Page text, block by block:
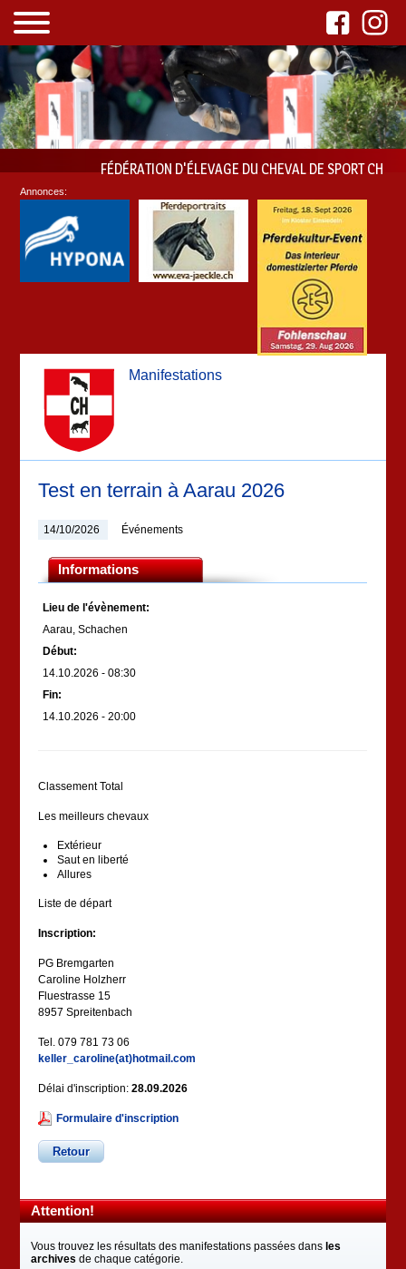
FÉDÉRATION D'ÉLEVAGE DU CHEVAL DE SPORT CH
Manifestations
Test en terrain à Aarau 2026
14/10/2026 Événements
Informations
Lieu de l'évènement:
Aarau, Schachen
Début:
14.10.2026 - 08:30
Fin:
14.10.2026 - 20:00
Classement Total
Les meilleurs chevaux
Extérieur
Saut en liberté
Allures
Liste de départ
Inscription:
PG Bremgarten
Caroline Holzherr
Fluestrasse 15
8957 Spreitenbach
Tel. 079 781 73 06
keller_caroline(at)hotmail.com
Délai d'inscription:28.09.2026
Formulaire d'inscription
Retour
Attention!
Vous trouvez les résultats des manifestations passées dans les
archives de chaque catégorie.
Annonces: